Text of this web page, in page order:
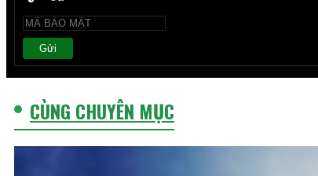
Gửi
CÙNG CHUYÊN MỤC